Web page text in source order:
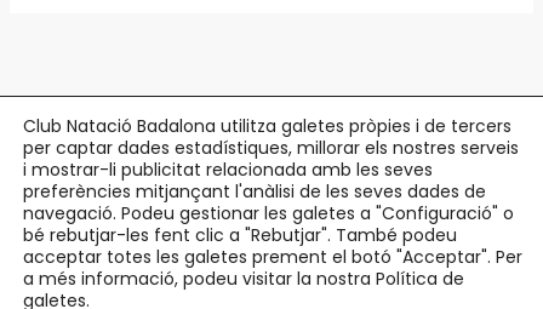
Copyright © 2026 Club Natació Badalona |c/ Eduard Maristany, 5-7
Badalona |93 384 34 13
Avís Legal
Política de Privacitat
Club Natació Badalona utilitza galetes pròpies i de tercers
per captar dades estadístiques, millorar els nostres serveis
i mostrar-li publicitat relacionada amb les seves
preferències mitjançant l'anàlisi de les seves dades de
navegació. Podeu gestionar les galetes a "Configuració" o
bé rebutjar-les fent clic a "Rebutjar". També podeu
acceptar totes les galetes prement el botó "Acceptar". Per
a més informació, podeu visitar la nostra Política de
galetes.